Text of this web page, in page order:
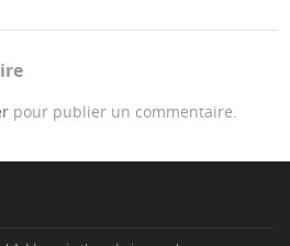
pour publier un commentaire.